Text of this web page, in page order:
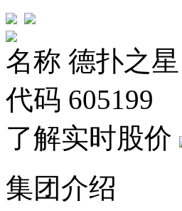
名称 德扑之星
代码 605199
了解实时股价
集团介绍